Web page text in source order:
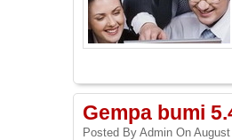
Gempa bumi
Posted By Admin On